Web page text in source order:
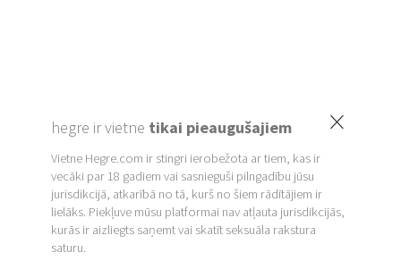
×
hegre ir vietne tikai pieaugušajiem
Vietne Hegre.com ir stingri ierobežota ar tiem, kas ir
vecāki par 18 gadiem vai sasnieguši pilngadību jūsu
jurisdikcijā, atkarībā no tā, kurš no šiem rādītājiem ir
lielāks. Piekļuve mūsu platformai nav atļauta jurisdikcijās,
kurās ir aizliegts saņemt vai skatīt seksuāla rakstura
saturu.